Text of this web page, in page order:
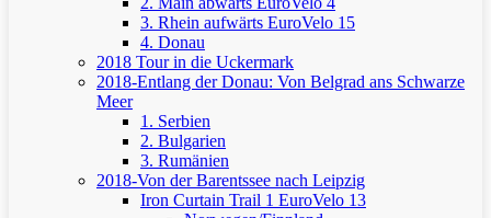
3. Rhein aufwärts EuroVelo 15
4. Donau
2018 Tour in die Uckermark
2018-Entlang der Donau: Von Belgrad ans Schwarze
Meer
1. Serbien
2. Bulgarien
3. Rumänien
2018-Von der Barentssee nach Leipzig
Iron Curtain Trail 1 EuroVelo 13